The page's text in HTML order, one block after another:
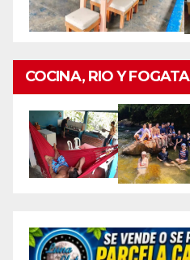
COCINA, RIO Y FOGATA